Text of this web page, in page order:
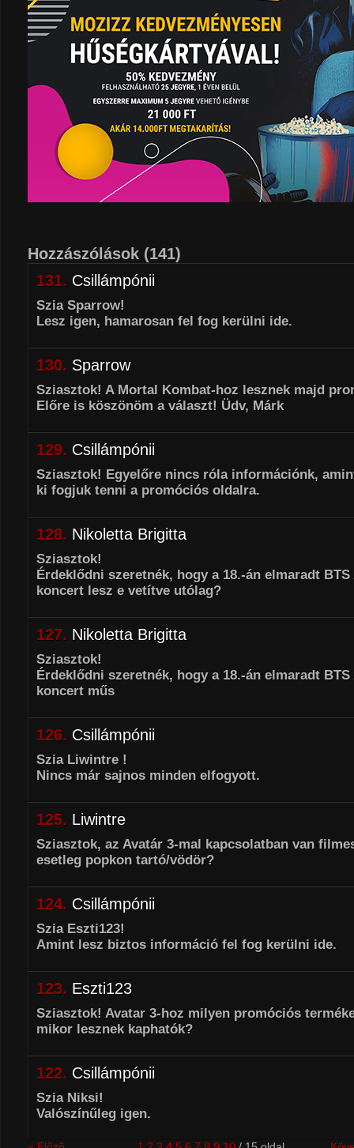
Hozzászólások (141)
131. Csillámpónii
Szia Sparrow!
Lesz igen, hamarosan fel fog kerülni ide.
130. Sparrow
Sziasztok! A Mortal Kombat-hoz lesznek majd
Előre is köszönöm a választ! Üdv, Márk
129. Csillámpónii
Sziasztok! Egyelőre nincs róla információnk,
ki fogjuk tenni a promóciós oldalra.
128. Nikoletta Brigitta
Sziasztok!
Érdeklődni szeretnék, hogy a 18.-án elmaradt
koncert lesz e vetítve utólag?
127. Nikoletta Brigitta
Sziasztok!
Érdeklődni szeretnék, hogy a 18.-án elmaradt
koncert műs
126. Csillámpónii
Szia Liwintre !
Nincs már sajnos minden elfogyott.
125. Liwintre
Sziasztok, az Avatár 3-mal kapcsolatban van
esetleg popkon tartó/vödör?
124. Csillámpónii
Szia Eszti123!
Amint lesz biztos információ fel fog kerülni ide.
123. Eszti123
Sziasztok! Avatar 3-hoz milyen promóciós
mikor lesznek kaphatók?
122. Csillámpónii
Szia Niksi!
Valószínűleg igen.